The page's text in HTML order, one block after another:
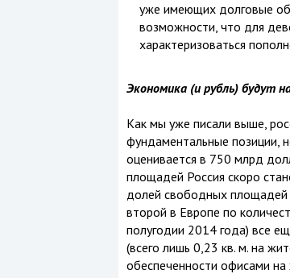
уже имеющих долговые
возможности, что для
характеризоваться
Экономика (и рубль) будут
Как мы уже писали выше,
фундаментальные позиции,
оценивается в 750 млрд
площадей Россия скоро
долей свободных площадей
второй в Европе по
полугодии 2014 года) все
(всего лишь 0,23 кв. м. на
обеспеченности офисами